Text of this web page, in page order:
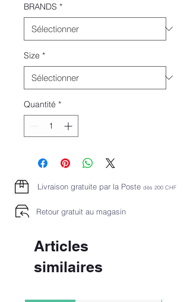
BRANDS *
Size *
Quantité *
Livraison gratuite par la Poste dès 200 CHF
Retour gratuit au magasin
Articles
similaires